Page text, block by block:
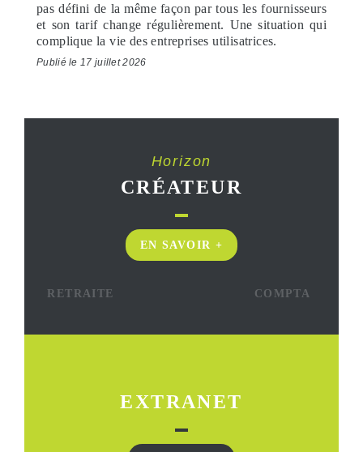
pas défini de la même façon par tous les fournisseurs
et son tarif change régulièrement. Une situation qui
complique la vie des entreprises utilisatrices.
Publié le 17 juillet 2026
Horizon
CRÉATEUR
EN SAVOIR +
RETRAITE COMPTA
EXTRANET